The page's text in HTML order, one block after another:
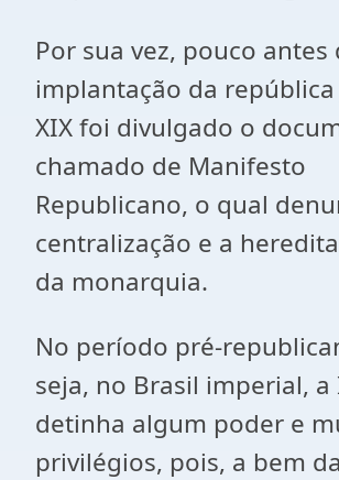
Por sua vez, pouco antes
implantação da república
XIX foi divulgado o
chamado de Manifesto
Republicano, o qual
centralização e a
da monarquia.
No período pré-
seja, no Brasil imperial, a
detinha algum poder e
privilégios, pois, a bem